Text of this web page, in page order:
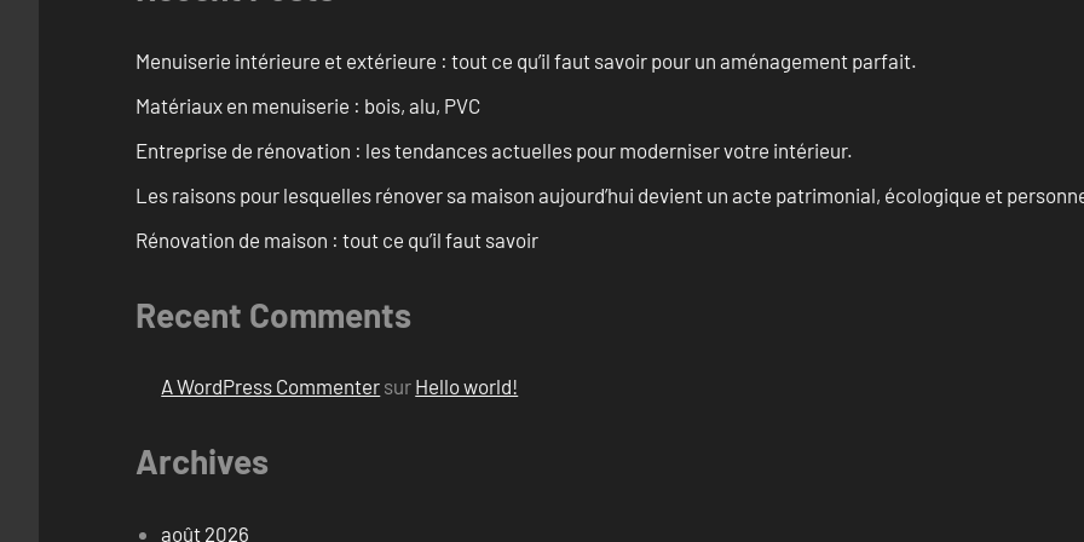
Menuiserie intérieure et extérieure : tout ce qu’il faut savoir pour un aménagement parfait.
Matériaux en menuiserie : bois, alu, PVC
Entreprise de rénovation : les tendances actuelles pour moderniser votre intérieur.
Les raisons pour lesquelles rénover sa maison aujourd’hui devient un acte patrimonial, écologique et
Rénovation de maison : tout ce qu’il faut savoir
Recent Comments
A WordPress Commenter sur Hello world!
Archives
août 2026